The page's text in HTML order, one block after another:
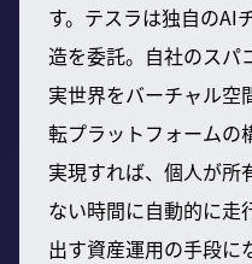
す。テスラは独自のAI
造を委託。自社のスパ
実世界をバーチャル空
転プラットフォームの
実現すれば、個人が所
ない時間に自動的に走
出す資産運用の手段に